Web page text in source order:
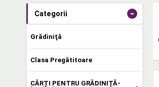
Categorii -
Grădiniţă
Clasa Pregătitoare
CĂRȚI PENTRU GRĂDINIȚĂ-